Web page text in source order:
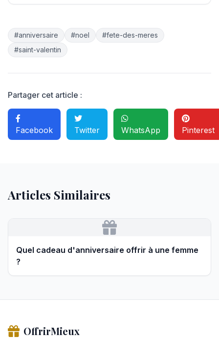
#anniversaire #noel
#fete-des-meres
#saint-valentin
Partager cet article :
Facebook Twitter WhatsApp Pinterest
Articles Similaires
Quel cadeau d'anniversaire offrir à une femme
?
OffrirMieux